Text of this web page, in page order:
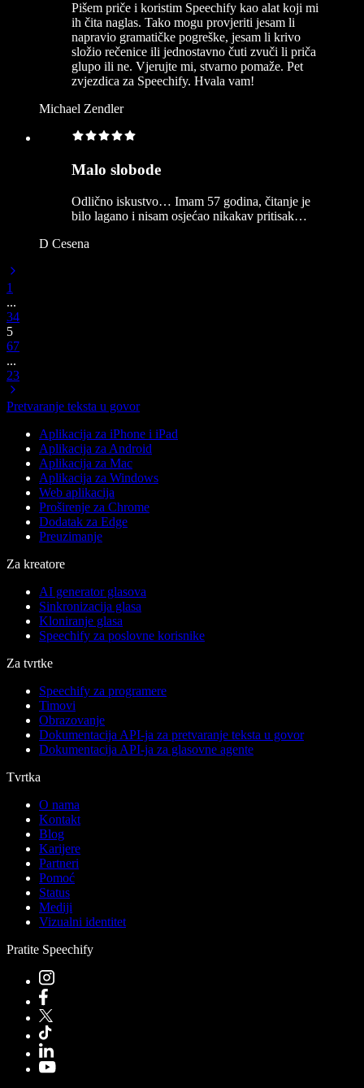
Pišem priče i koristim Speechify kao alat koji mi
ih čita naglas. Tako mogu provjeriti jesam li
napravio gramatičke pogreške, jesam li krivo
složio rečenice ili jednostavno čuti zvuči li priča
glupo ili ne. Vjerujte mi, stvarno pomaže. Pet
zvjezdica za Speechify. Hvala vam!
Michael Zendler
Malo slobode
Odlično iskustvo… Imam 57 godina, čitanje je
bilo lagano i nisam osjećao nikakav pritisak…
D Cesena
1
...
34
5
67
...
23
Pretvaranje teksta u govor
Aplikacija za iPhone i iPad
Aplikacija za Android
Aplikacija za Mac
Aplikacija za Windows
Web aplikacija
Proširenje za Chrome
Dodatak za Edge
Preuzimanje
Za kreatore
AI generator glasova
Sinkronizacija glasa
Kloniranje glasa
Speechify za poslovne korisnike
Za tvrtke
Speechify za programere
Timovi
Obrazovanje
Dokumentacija API-ja za pretvaranje teksta u govor
Dokumentacija API-ja za glasovne agente
Tvrtka
O nama
Kontakt
Blog
Karijere
Partneri
Pomoć
Status
Mediji
Vizualni identitet
Pratite Speechify